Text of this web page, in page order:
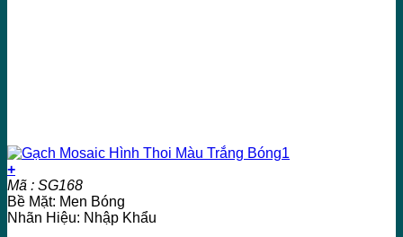
+
Mã : SG168
Bề Mặt: Men Bóng
Nhãn Hiệu: Nhập Khẩu